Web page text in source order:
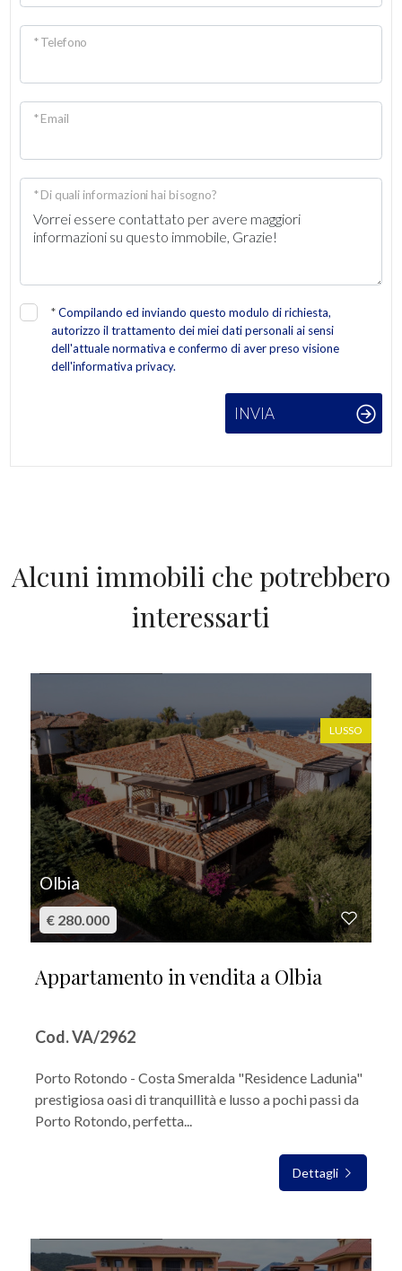
* Telefono
* Email
* Di quali informazioni hai bisogno?
*Compilando ed inviando questo modulo di richiesta,
autorizzo il trattamento dei miei dati personali ai sensi
dell'attuale normativa e confermo di aver preso visione
dell'informativa privacy.
INVIA
Alcuni immobili che potrebbero
interessarti
LUSSO
Olbia
€ 280.000
Appartamento in vendita a Olbia
Cod. VA/2962
Porto Rotondo - Costa Smeralda "Residence Ladunia"
prestigiosa oasi di tranquillità e lusso a pochi passi da
Porto Rotondo, perfetta...
Dettagli